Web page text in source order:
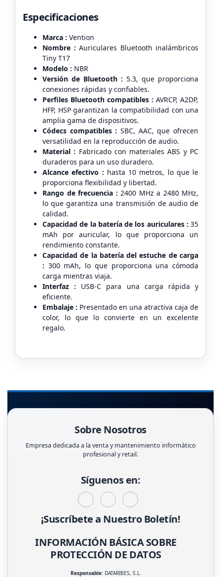
Especificaciones
Marca : Vention
Nombre : Auriculares Bluetooth inalámbricos
Tiny T17
Modelo : NBR
Versión de Bluetooth : 5.3, que proporciona
conexiones rápidas y confiables.
Perfiles Bluetooth compatibles : AVRCP, A2DP,
HFP, HSP garantizan la compatibilidad con una
amplia gama de dispositivos.
Códecs compatibles : SBC, AAC, que ofrecen
versatilidad en la reproducción de audio.
Material : Fabricado con materiales ABS y PC
duraderos para un uso duradero.
Alcance efectivo : hasta 10 metros, lo que le
proporciona flexibilidad y libertad.
Rango de frecuencia : 2400 MHz a 2480 MHz,
lo que garantiza una transmisión de audio de
calidad.
Capacidad de la batería de los auriculares : 35
mAh por auricular, lo que proporciona un
rendimiento constante.
Capacidad de la batería del estuche de carga
: 300 mAh, lo que proporciona una cómoda
carga mientras viaja.
Interfaz : USB-C para una carga rápida y
eficiente.
Embalaje : Presentado en una atractiva caja de
color, lo que lo convierte en un excelente
regalo.
Sobre Nosotros
Empresa dedicada a la venta y mantenimiento informàtico
profesional y retail.
Síguenos en:
¡Suscríbete a Nuestro Boletín!
INFORMACIÓN BÁSICA SOBRE
PROTECCIÓN DE DATOS
Responsable: DATARIBES, S.L.